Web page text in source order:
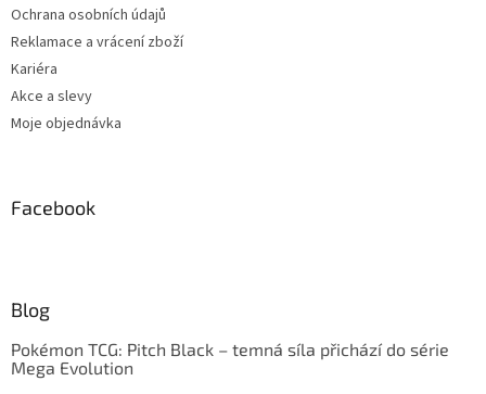
Ochrana osobních údajů
Reklamace a vrácení zboží
Kariéra
Akce a slevy
Moje objednávka
Facebook
Blog
Pokémon TCG: Pitch Black – temná síla přichází do série
Mega Evolution